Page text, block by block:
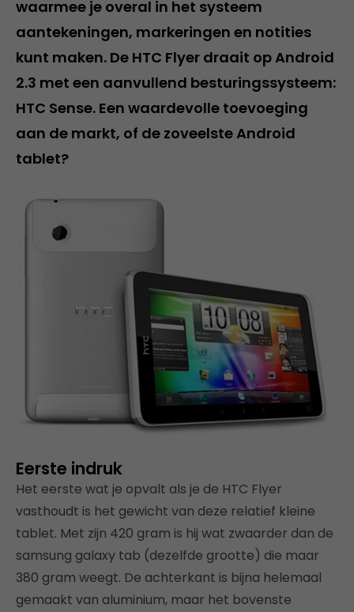
waarmee je overal in het systeem
aantekeningen, markeringen en notities
kunt maken. De HTC Flyer draait op Android
2.3 met een aanvullend besturingssysteem:
HTC Sense. Een waardevolle toevoeging
aan de markt, of de zoveelste Android
tablet?
Eerste indruk
Het eerste wat je opvalt als je de HTC Flyer
vasthoudt is het gewicht van deze relatief kleine
tablet. Met zijn 420 gram is hij wat zwaarder dan de
samsung galaxy tab (dezelfde grootte) die maar
380 gram weegt. De achterkant is bijna helemaal
gemaakt van aluminium, maar het bovenste